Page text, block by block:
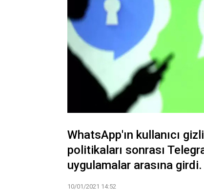
WhatsApp'ın kullanıcı
politikaları sonrası
uygulamalar arasına girdi.
10/01/2021 14:52